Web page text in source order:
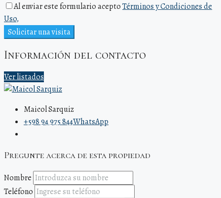
Al enviar este formulario aceptoTérminos y Condiciones de
Uso,
Solicitar una visita
Información del contacto
Ver listados
Maicol Sarquiz
+598 94 975 844WhatsApp
Pregunte acerca de esta propiedad
Nombre
Teléfono